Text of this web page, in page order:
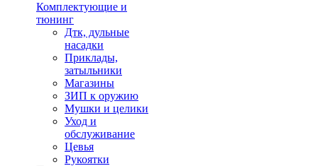
Комплектующие и
тюнинг
Дтк, дульные
насадки
Приклады,
затыльники
Магазины
ЗИП к оружию
Мушки и целики
Уход и
обслуживание
Цевья
Рукоятки